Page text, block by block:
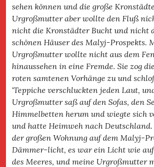
sehen können und die große
Urgroßmutter aber wollte den Fluß
nicht die Kronstädter Bucht und nicht
schönen Häuser des Malyj-Prospekts.
Urgroßmutter wollte nicht aus dem
hinaussehen in eine Fremde. Sie zog
roten samtenen Vorhänge zu und
‘Teppiche verschluckten jeden Laut,
Urgroßmutter saß auf den Sofas, den
Himmelbetten herum und wiegte sich
und hatte Heimweh nach
der großen Wohnung auf dem Malyj-
Dämmer-licht, es war ein Licht wie
des Meeres, und meine Urgroßmutter